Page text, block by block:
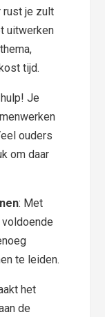
rust je zult
uitwerken
tijd.
Je
ouders
om daar
: Met
te leiden.
het
de